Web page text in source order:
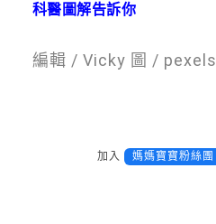
科醫圖解告訴你
編輯 / Vicky 圖 / pexels
加入 媽媽寶寶粉絲團